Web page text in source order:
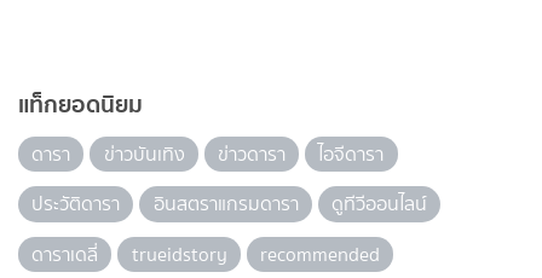
แท็กยอดนิยม
ดารา ข่าวบันเทิง ข่าวดารา
ไอจีดารา
ประวัติดารา
อินสตราแกรมดารา
ดูทีวีออนไลน์
ดาราเดลี่
trueidstory recommended